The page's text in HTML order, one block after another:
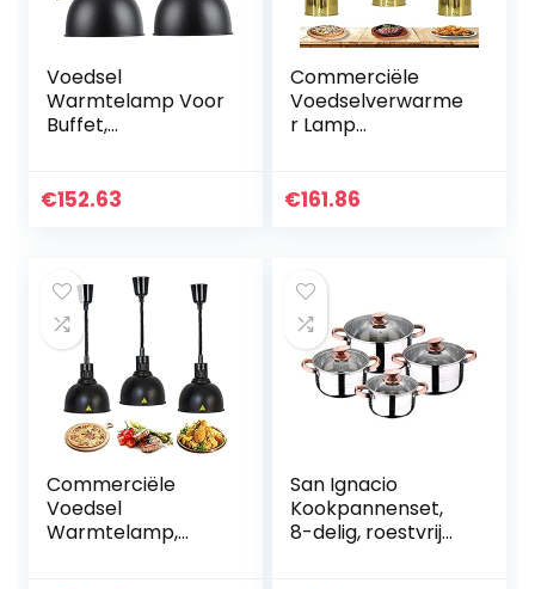
Voedsel
Warmtelamp Voor
Buffet,
Warmtelamp
Warmtelamp…
€152.63
Commerciële
Voedselverwarme
r Lamp
Met Lamp 220V
€161.86
Commerciële
Voedsel
Warmtelamp,
San Ignacio
Kookpannenset,
8-delig, roestvrij